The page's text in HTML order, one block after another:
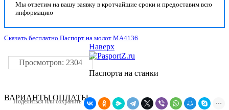
Мы ответим на вашу заявку в кротчайшие сроки и предоставим всю
информацию
Скачать бесплатно Паспорт на молот МА4136
Просмотров: 2304
Поделиться или сохранить
ВАРИАНТЫ ОПЛАТЫ
Наверх
Паспорта на станки